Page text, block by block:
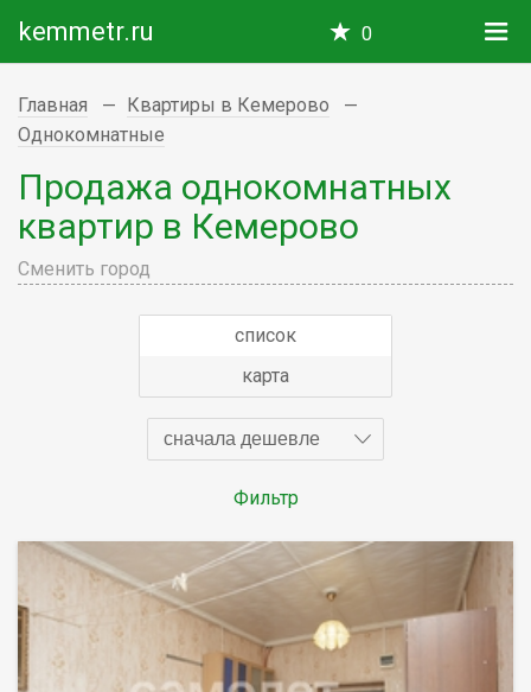
kemmetr.ru 0
Главная
Квартиры в Кемерово
Однокомнатные
Продажа однокомнатных
квартир в Кемерово
Сменить город
список
карта
сначала дешевле
Фильтр